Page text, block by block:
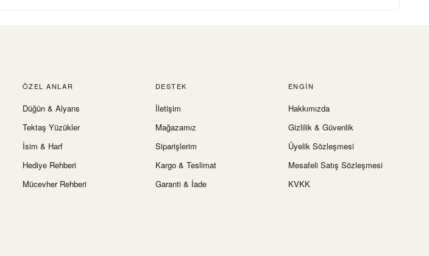
ÖZEL ANLAR
Düğün & Alyans
Tektaş Yüzükler
İsim & Harf
Hediye Rehberi
Mücevher Rehberi
DESTEK
İletişim
Mağazamız
Siparişlerim
Kargo & Teslimat
Garanti & İade
ENGIN
Hakkımızda
Gizlilik & Güvenlik
Üyelik Sözleşmesi
Mesafeli Satış Sözleşmesi
KVKK